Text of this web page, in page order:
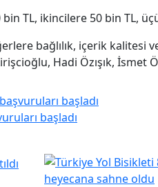
TL, ikincilere 50 bin TL,
bağlılık, içerik
Hadi Özışık, İsmet
başladı
başladı